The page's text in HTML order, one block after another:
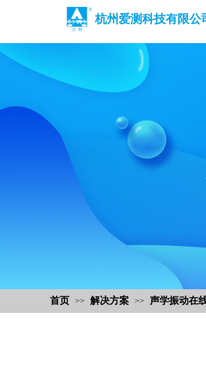
杭州爱测科技有限公
首页 >> 解决方案 >> 声学振动在